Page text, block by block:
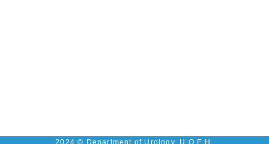
2024 © Department of Urology, U.O.E.H.